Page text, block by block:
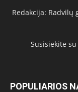
Redakcija: Radvilų
Susisiekite
POPULIARIOS